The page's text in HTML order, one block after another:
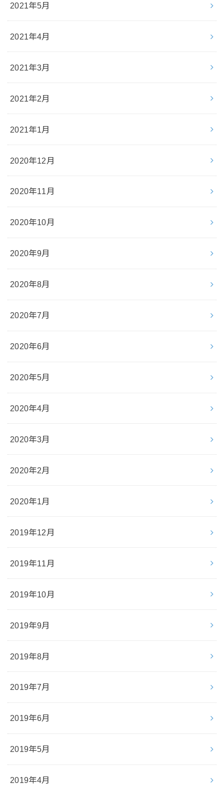
2021年5月
2021年4月
2021年3月
2021年2月
2021年1月
2020年12月
2020年11月
2020年10月
2020年9月
2020年8月
2020年7月
2020年6月
2020年5月
2020年4月
2020年3月
2020年2月
2020年1月
2019年12月
2019年11月
2019年10月
2019年9月
2019年8月
2019年7月
2019年6月
2019年5月
2019年4月